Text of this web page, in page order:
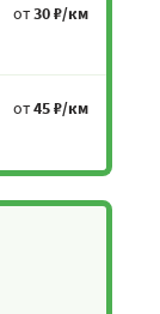
от30 ₽/км
от45 ₽/км